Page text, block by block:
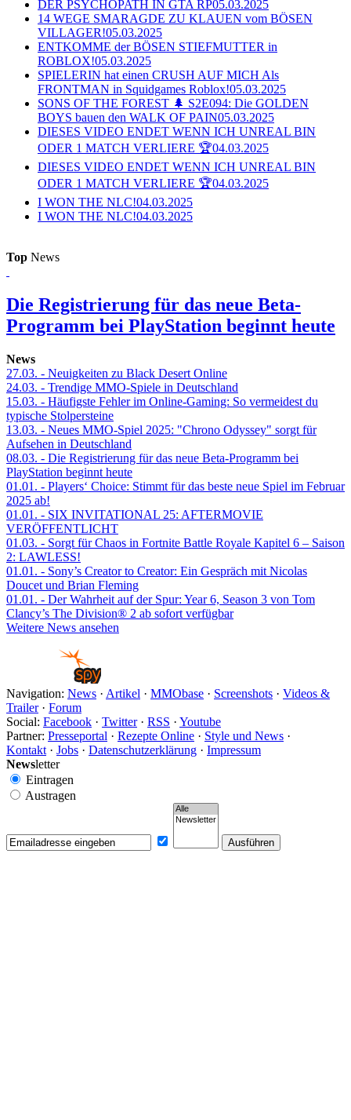
DER PSYCHOPATH IN GTA RP05.03.2025
14 WEGE SMARAGDE ZU KLAUEN vom BÖSEN
VILLAGER!05.03.2025
ENTKOMME der BÖSEN STIEFMUTTER in
ROBLOX!05.03.2025
SPIELERIN hat einen CRUSH AUF MICH Als
FRONTMAN in Squidgames Roblox!05.03.2025
SONS OF THE FOREST 🌲 S2E094: Die GOLDEN
BOYS bauen den WALK OF PAIN05.03.2025
DIESES VIDEO ENDET WENN ICH UNREAL BIN
ODER 1 MATCH VERLIERE 🏆04.03.2025
DIESES VIDEO ENDET WENN ICH UNREAL BIN
ODER 1 MATCH VERLIERE 🏆04.03.2025
I WON THE NLC!04.03.2025
I WON THE NLC!04.03.2025
Top News
Die Registrierung für das neue Beta-
Programm bei PlayStation beginnt heute
News
27.03. - Neuigkeiten zu Black Desert Online
24.03. - Trendige MMO-Spiele in Deutschland
15.03. - Häufigste Fehler im Online-Gaming: So vermeidest du
typische Stolpersteine
13.03. - Neues MMO-Spiel 2025: "Chrono Odyssey" sorgt für
Aufsehen in Deutschland
08.03. - Die Registrierung für das neue Beta-Programm bei
PlayStation beginnt heute
01.01. - Players‘ Choice: Stimmt für das beste neue Spiel im Februar
2025 ab!
01.01. - SIX INVITATIONAL 25: AFTERMOVIE
VERÖFFENTLICHT
01.03. - Sorgt für Chaos in Fortnite Battle Royale Kapitel 6 – Saison
2: LAWLESS!
01.01. - Sony’s Creator to Creator: Ein Gespräch mit Nicolas
Doucet und Brian Fleming
01.01. - Der Wahrheit auf der Spur: Year 6, Season 3 von Tom
Clancy’s The Division® 2 ab sofort verfügbar
Weitere News ansehen
Navigation: News · Artikel · MMObase · Screenshots · Videos &
Trailer· Forum
Social: Facebook · Twitter· RSS · Youtube
Partner: Presseportal · Rezepte Online · Style und News ·
Kontakt · Jobs · Datenschutzerklärung · Impressum
Newsletter
Eintragen
Austragen